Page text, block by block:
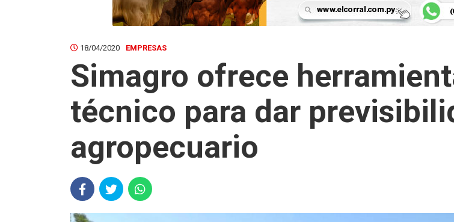
18/04/2020 EMPRESAS
Simagro ofrece
técnico para dar
agropecuario